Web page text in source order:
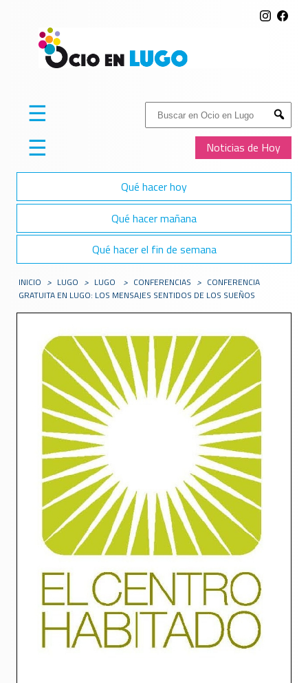
Buscar:
Submit
Noticias de Hoy
☰
☰
Qué hacer hoy
Qué hacer mañana
Qué hacer el fin de semana
INICIO > LUGO > LUGO > CONFERENCIAS > CONFERENCIA
GRATUITA EN LUGO: LOS MENSAJES SENTIDOS DE LOS SUEÑOS